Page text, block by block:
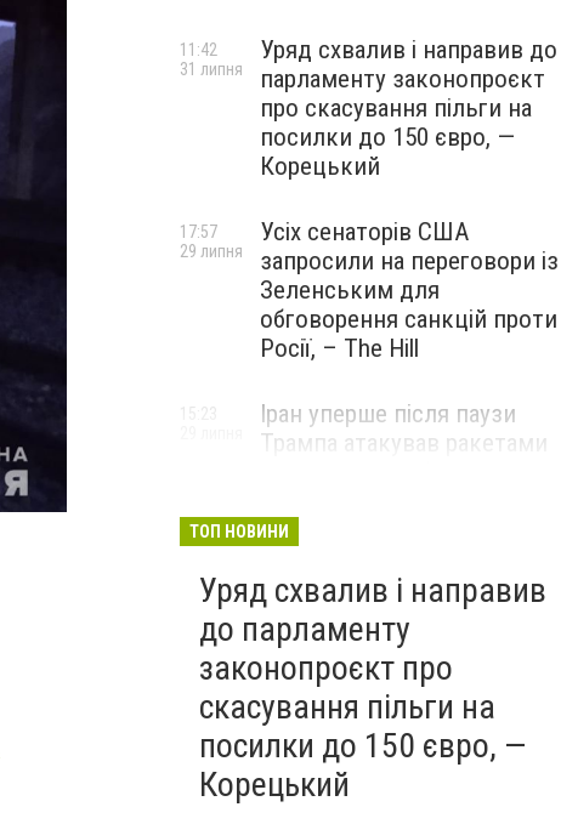
Уряд схвалив і направив до
парламенту законопроєкт
про скасування пільги на
посилки до 150 євро, —
Корецький
11:42
31 липня
Усіх сенаторів США
запросили на переговори із
Зеленським для
обговорення санкцій проти
Росії, – The Hill
17:57
29 липня
Іран уперше після паузи
Трампа атакував ракетами
15:23
ТОП НОВИНИ
Уряд схвалив і направив
до парламенту
законопроєкт про
скасування пільги на
посилки до 150 євро, —
Корецький